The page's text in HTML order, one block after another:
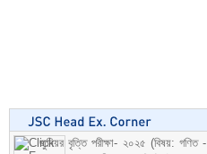
জুনিয়র বৃত্তি পরীক্ষা- ২০২৫ (বিষয়: গণিত -